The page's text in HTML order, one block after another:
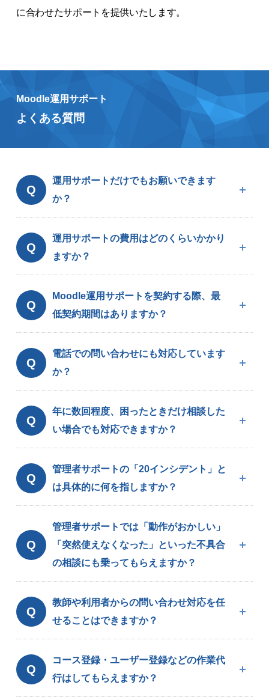
に合わせたサポートを提供いたします。
Moodle運用サポート
よくある質問
Q
運用サポートだけでもお願いできます
か？
Q
運用サポートの費用はどのくらいかかり
ますか？
Q
Moodle運用サポートを契約する際、最
低契約期間はありますか？
Q
電話での問い合わせにも対応しています
か？
Q
年に数回程度、困ったときだけ相談した
い場合でも対応できますか？
Q
管理者サポートの「20インシデント」と
は具体的に何を指しますか？
Q
管理者サポートでは「動作がおかしい」
「突然使えなくなった」といった不具合
の相談にも乗ってもらえますか？
Q
教師や利用者からの問い合わせ対応を任
せることはできますか？
Q
コース登録・ユーザー登録などの作業代
行はしてもらえますか？